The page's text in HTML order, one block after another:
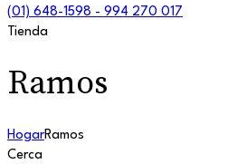
(01) 648-1598 - 994 270 017
Tienda
Ramos
HogarRamos
Cerca